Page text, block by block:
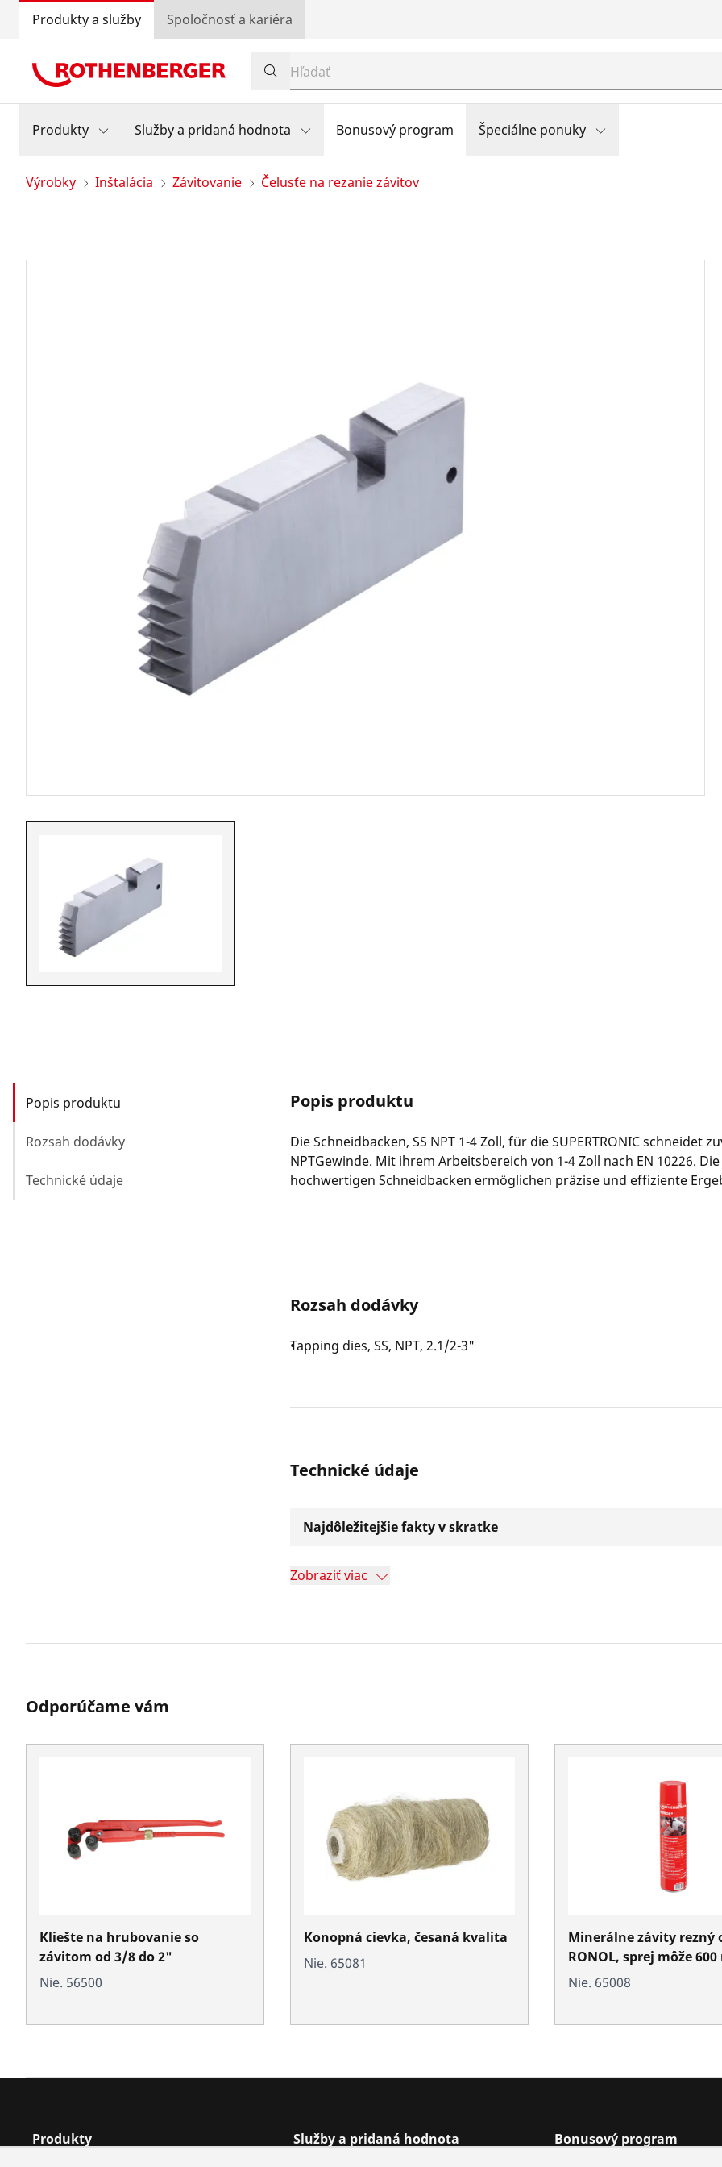
Produkty a služby Spoločnosť a kariéra
Produkty Služby a pridaná hodnota Bonusový program Špeciálne ponuky
Výrobky Inštalácia Závitovanie Čelusťe na rezanie závitov
Popis produktu
Rozsah dodávky
Technické údaje
Popis produktu
Die Schneidbacken, SS NPT 1-4 Zoll, für die SUPERTRONIC schneidet
NPTGewinde. Mit ihrem Arbeitsbereich von 1-4 Zoll nach EN 10226. Die
hochwertigen Schneidbacken ermöglichen präzise und effiziente
Rozsah dodávky
Tapping dies, SS, NPT, 2.1/2-3"
Technické údaje
Najdôležitejšie fakty v skratke
Zobraziť viac
Odporúčame vám
Kliešte na hrubovanie so
závitom od 3/8 do 2"
Nie. 56500
Konopná cievka, česaná kvalita
Nie. 65081
Minerálne závity rezný
RONOL, sprej môže
Nie. 65008
Produkty
Služby a pridaná hodnota
Bonusový program